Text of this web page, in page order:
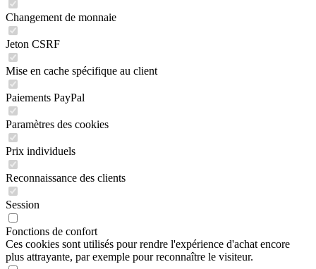
Changement de monnaie
Jeton CSRF
Mise en cache spécifique au client
Paiements PayPal
Paramètres des cookies
Prix individuels
Reconnaissance des clients
Session
Fonctions de confort
Ces cookies sont utilisés pour rendre l'expérience d'achat encore
plus attrayante, par exemple pour reconnaître le visiteur.